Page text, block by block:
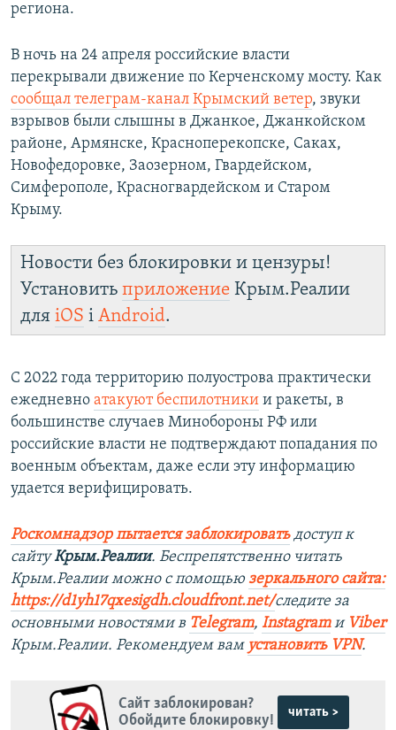
региона.
В ночь на 24 апреля российские власти
перекрывали движение по Керченскому мосту. Как
сообщал телеграм-канал Крымский ветер, звуки
взрывов были слышны в Джанкое, Джанкойском
районе, Армянске, Красноперекопске, Саках,
Новофедоровке, Заозерном, Гвардейском,
Симферополе, Красногвардейском и Старом
Крыму.
Новости без блокировки и цензуры!
Установить приложение Крым.Реалии
для iOS і Android.
С 2022 года территорию полуострова практически
ежедневно атакуют беспилотники и ракеты, в
большинстве случаев Минобороны РФ или
российские власти не подтверждают попадания по
военным объектам, даже если эту информацию
удается верифицировать.
Роскомнадзор пытается заблокироватьдоступ к
сайтуКрым.Реалии. Беспрепятственно читать
Крым.Реалии можно с помощью зеркального сайта:
https://d1yh17qxesigdh.cloudfront.net/следите за
основными новостями в Telegram, Instagramи Viber
Крым.Реалии. Рекомендуем вам установить VPN.
Сайт заблокирован?
Обойдите блокировку!
читать >